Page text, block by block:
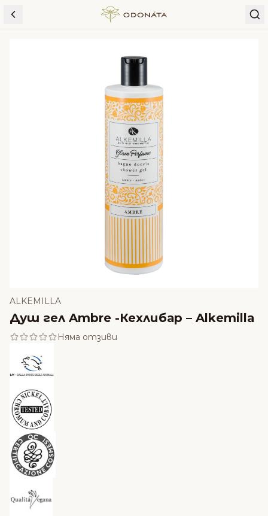
Skip to content
ALKEMILLA
Душ гел Ambre -Кехлибар – Alkemilla
Няма отзиви